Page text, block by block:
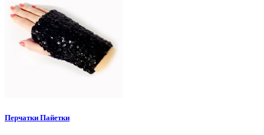
Перчатки Пайетки